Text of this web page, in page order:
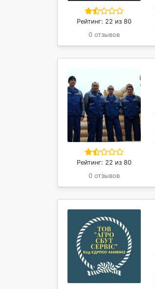
Рейтинг: 22 из 80
0 отзывов
Рейтинг: 22 из 80
0 отзывов